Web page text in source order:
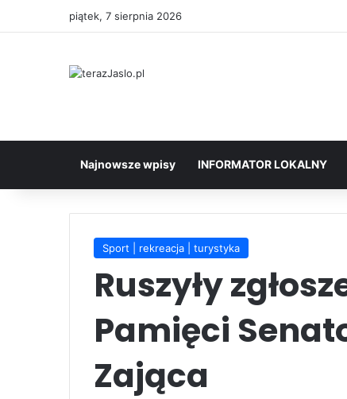
piątek, 7 sierpnia 2026
Najnowsze wpisy INFORMATOR LOKALNY
Sport | rekreacja | turystyka
Ruszyły
Pamięci
Zająca